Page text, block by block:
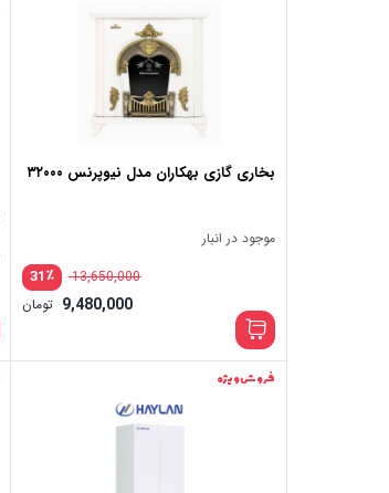
بخاری گازی بهکاران مدل نیوپرنس ۳۲۰۰۰
موجود در انبار
٪31 13,650,000
9,480,000 تومان
فروش ویژه